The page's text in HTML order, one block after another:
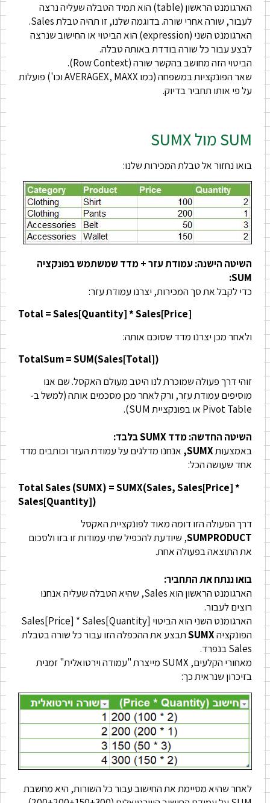
הארגומנט הראשון (table) הוא תמיד הטבלה שעליה נרצה
לעבור, שורה אחרי שורה. בדוגמה שלנו, זו תהיה טבלת Sales.
הארגומנט השני (expression) הוא הביטוי או החישוב שנרצה
לבצע עבור כל שורה בודדת באותה טבלה.
הביטוי הזה מחושב בהקשר שורה (Row Context).
שאר הפונקציות במשפחה (כמו AVERAGEX, MAXX וכו') פועלות
על פי אותו תחביר בדיוק.
SUM מול SUMX
בואו נחזור אל טבלת המכירות שלנו:
השיטה הישנה: עמודת עזר + מדד שמשתמש בפונקציה
SUM:
כדי לקבל את סך המכירות, יצרנו עמודת עזר:
Total = Sales[Quantity] * Sales[Price]
ולאחר מכן יצרנו מדד שסוכם אותה:
TotalSum = SUM(Sales[Total])
זוהי דרך פעולה שמוכרת לנו היטב מעולם האקסל. שם אנו
מוסיפים עמודת עזר, ורק לאחר מכן מסכמים אותה (למשל ב-
Pivot Table או בפונקציית SUM).
השיטה החדשה: מדד SUMX בלבד:
באמצעותSUMX, אנחנו מדלגים על עמודת העזר וכותבים מדד
אחד שעושה הכל:
Total Sales (SUMX) = SUMX(Sales, Sales[Price] *
Sales[Quantity])
דרך הפעולה הזו דומה מאוד לפונקציית האקסל
SUMPRODUCT, שיודעת להכפיל שתי עמודות זו בזו ולסכום
את התוצאה בפעולה אחת.
בואו ננתח את התחביר:
הארגומנט הראשון הוא Sales, שהיא הטבלה שעליה אנחנו
רוצים לעבור.
הארגומנט השני הוא הביטוי Sales[Price] * Sales[Quantity]
הפונקציהSUMXתבצע את ההכפלה הזו עבור כל שורה בטבלת
Sales בנפרד.
מאחורי הקלעים, SUMX מייצרת "עמודה וירטואלית" זמנית
בזיכרון שנראית כך:
לאחר שהיא מסיימת את החישוב עבור כל השורות, היא מחשבת